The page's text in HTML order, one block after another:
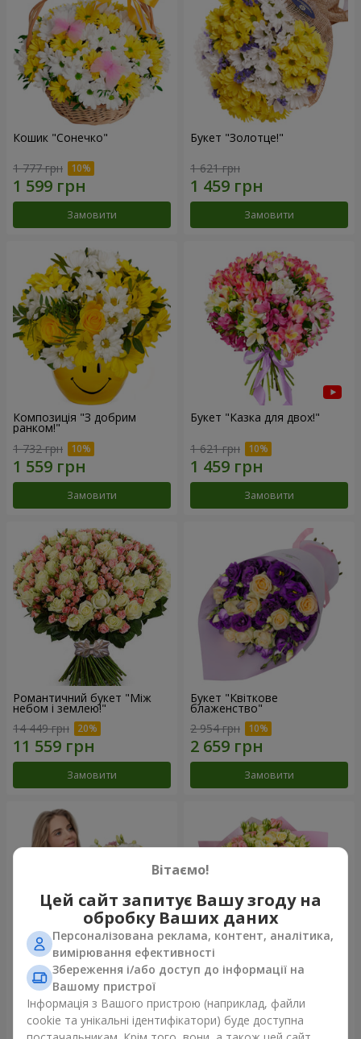
Кошик "Сонечко"
1 777 грн
Замовити
Букет "Золотце!"
1 621 грн
Замовити
Композиція "З добрим
ранком!"
1 732 грн
Замовити
Букет "Казка для двох!"
1 621 грн
Замовити
Романтичний букет "Між
небом і землею!"
14 449 грн
Замовити
Букет "Квіткове
блаженство"
2 954 грн
Замовити
Букет "Королеві серця"
2 954 грн
Мікс "Планета троянд" із 51
7 528 грн
Вітаємо!
Цей сайт запитує Вашу згоду на
обробку Ваших даних
Персоналізована реклама, контент, аналітика,
вимірювання ефективності
Збереження і/або доступ до інформації на
Вашому пристрої
Інформація з Вашого пристрою (наприклад, файли
cookie та унікальні ідентифікатори) буде доступна